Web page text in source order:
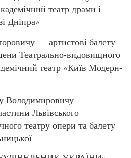
театр драми і
Дніпра»
— артистові балету –
Театрально-видовищного
театр «Київ Модерн-
Володимировичу —
Львівського
театру опери та балету